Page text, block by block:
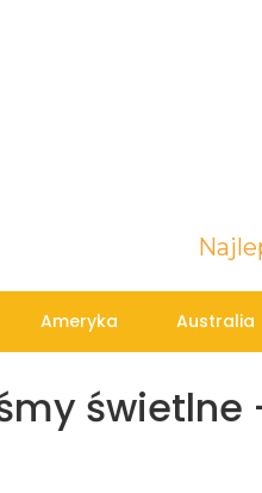
Ameryka Australia